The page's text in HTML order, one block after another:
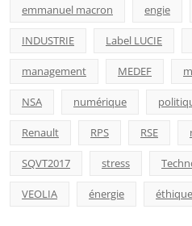
emmanuel macron engie
INDUSTRIE Label LUCIE
management MEDEF
NSA numérique
Renault RPS RSE
SQVT2017 stress
VEOLIA énergie éthique